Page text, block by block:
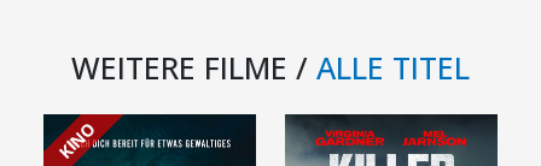
WEITERE FILME / ALLE TITEL
KINO